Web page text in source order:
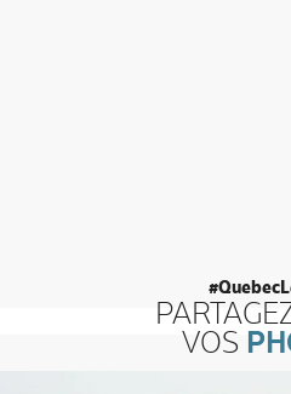
VOS